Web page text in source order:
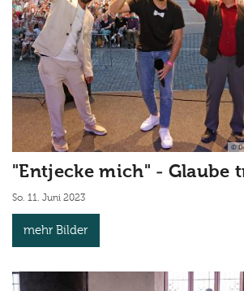
©
"Entjecke mich" - Glaube
So. 11. Juni 2023
mehr Bilder